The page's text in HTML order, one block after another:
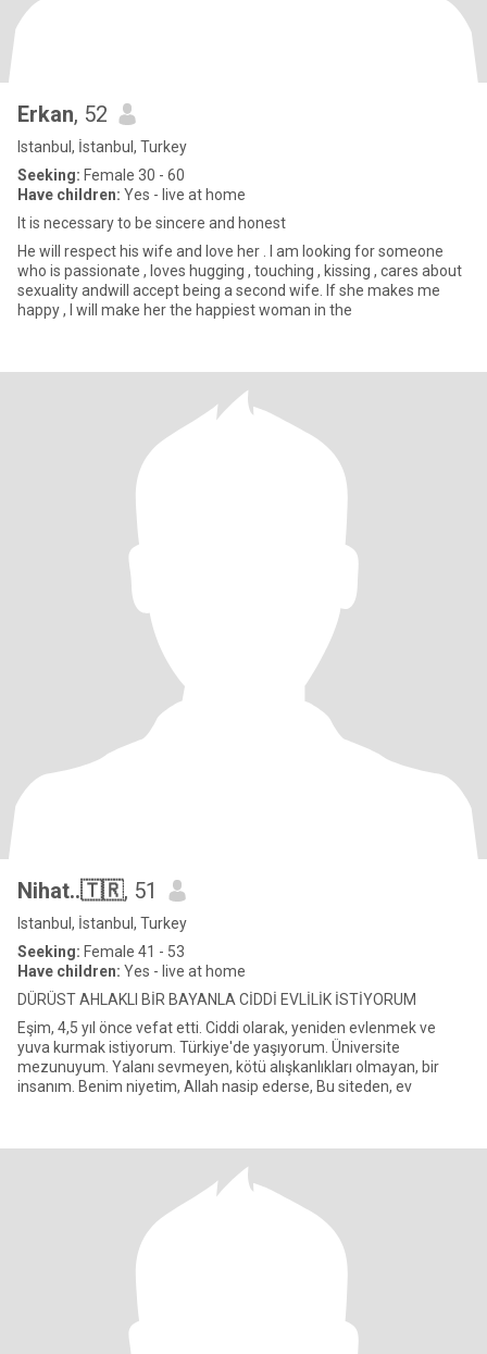
Erkan, 52
Istanbul, İstanbul, Turkey
Seeking: Female 30 - 60
Have children: Yes - live at home
It is necessary to be sincere and honest
He will respect his wife and love her . I am looking for someone
who is passionate , loves hugging , touching , kissing , cares about
sexuality andwill accept being a second wife. If she makes me
happy , I will make her the happiest woman in the
Nihat..🇹🇷, 51
Istanbul, İstanbul, Turkey
Seeking: Female 41 - 53
Have children: Yes - live at home
DÜRÜST AHLAKLI BİR BAYANLA CİDDİ EVLİLİK İSTİYORUM
Eşim, 4,5 yıl önce vefat etti. Ciddi olarak, yeniden evlenmek ve
yuva kurmak istiyorum. Türkiye'de yaşıyorum. Üniversite
mezunuyum. Yalanı sevmeyen, kötü alışkanlıkları olmayan, bir
insanım. Benim niyetim, Allah nasip ederse, Bu siteden, ev